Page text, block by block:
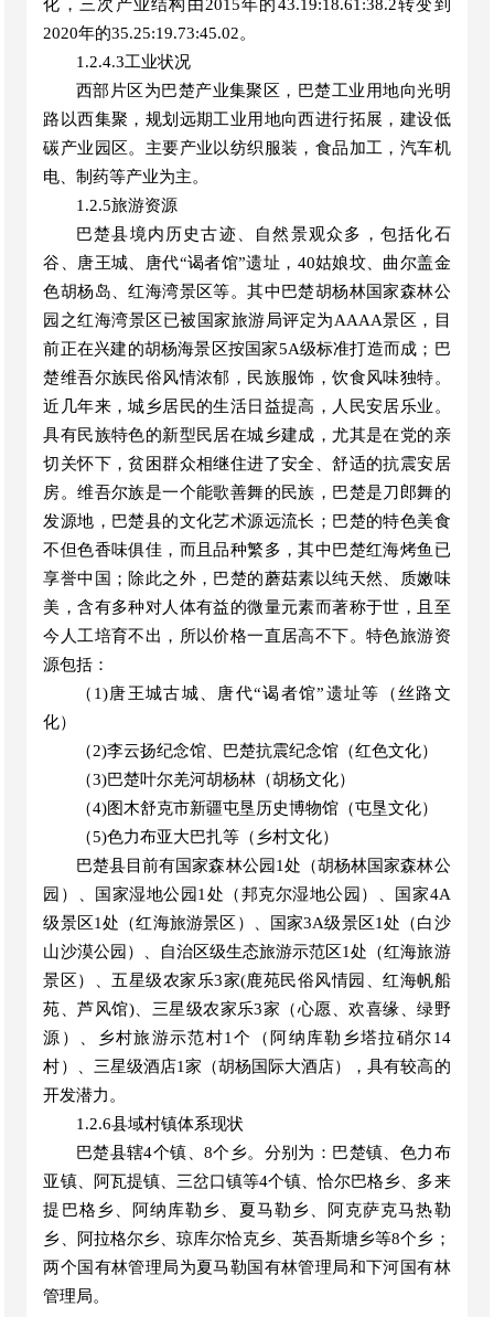
化，三次产业结构由2015年的43.19:18.61:38.2转变到
2020年的35.25:19.73:45.02。
1.2.4.3工业状况
西部片区为巴楚产业集聚区，巴楚工业用地向光明
路以西集聚，规划远期工业用地向西进行拓展，建设低
碳产业园区。主要产业以纺织服装，食品加工，汽车机
电、制药等产业为主。
1.2.5旅游资源
巴楚县境内历史古迹、自然景观众多，包括化石
谷、唐王城、唐代“谒者馆”遗址，40姑娘坟、曲尔盖金
色胡杨岛、红海湾景区等。其中巴楚胡杨林国家森林公
园之红海湾景区已被国家旅游局评定为AAAA景区，目
前正在兴建的胡杨海景区按国家5A级标准打造而成；巴
楚维吾尔族民俗风情浓郁，民族服饰，饮食风味独特。
近几年来，城乡居民的生活日益提高，人民安居乐业。
具有民族特色的新型民居在城乡建成，尤其是在党的亲
切关怀下，贫困群众相继住进了安全、舒适的抗震安居
房。维吾尔族是一个能歌善舞的民族，巴楚是刀郎舞的
发源地，巴楚县的文化艺术源远流长；巴楚的特色美食
不但色香味俱佳，而且品种繁多，其中巴楚红海烤鱼已
享誉中国； 除此之外，巴楚的蘑菇素以纯天然、质嫩味
美，含有多种对人体有益的微量元素而著称于世，且至
今人工培育不出，所以价格一直居高不下。特色旅游资
源包括：
（ 1)唐王城古城、唐代“谒者馆”遗址等（丝路文
化）
（2)李云扬纪念馆、巴楚抗震纪念馆（红色文化）
（3)巴楚叶尔羌河胡杨林（胡杨文化）
（4)图木舒克市新疆屯垦历史博物馆（屯垦文化）
（5)色力布亚大巴扎等（乡村文化）
巴楚县目前有国家森林公园 1处（胡杨林国家森林公
园）、国家湿地公园1处（邦克尔湿地公园）、国家4A
级景区1处（红海旅游景区）、国家3A级景区1处（白沙
山沙漠公园）、自治区级生态旅游示范区1处（红海旅游
景区）、五星级农家乐3家(鹿苑民俗风情园、红海帆船
苑、芦风馆)、三星级农家乐3家（心愿、欢喜缘、绿野
源）、乡村旅游示范村1个（阿纳库勒乡塔拉硝尔14
村）、三星级酒店1家（胡杨国际大酒店），具有较高的
开发潜力。
1.2.6县域村镇体系现状
巴楚县辖4个镇、8个乡。分别为：巴楚镇、色力布
亚镇、阿瓦提镇、三岔口镇等4个镇、恰尔巴格乡、多来
提巴格乡、阿纳库勒乡、夏 马勒乡、阿克萨克马热勒
乡、阿拉格尔乡、琼库尔恰克乡、英吾斯塘乡等8个乡；
两个国有林管理局为夏马勒国有林管理局和下河国有林
管理局。